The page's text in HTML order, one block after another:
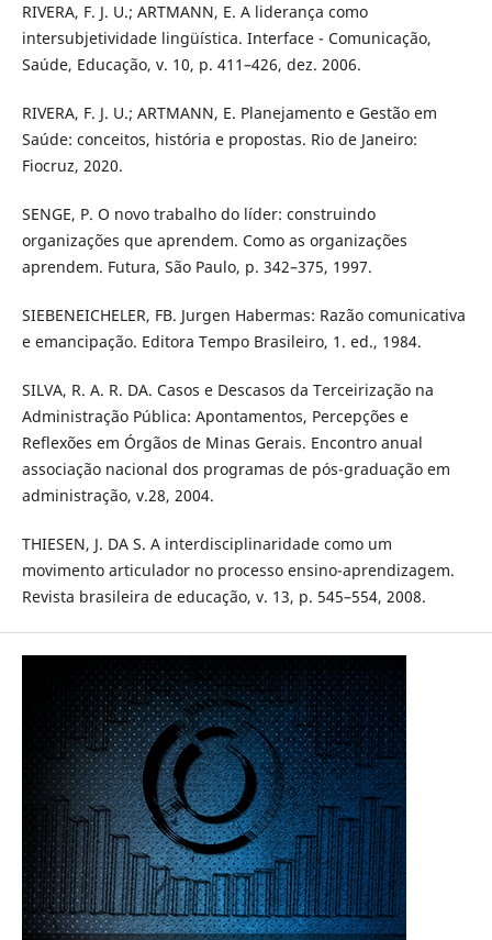
RIVERA, F. J. U.; ARTMANN, E. A liderança como
intersubjetividade lingüística. Interface - Comunicação,
Saúde, Educação, v. 10, p. 411–426, dez. 2006.
RIVERA, F. J. U.; ARTMANN, E. Planejamento e Gestão em
Saúde: conceitos, história e propostas. Rio de Janeiro:
Fiocruz, 2020.
SENGE, P. O novo trabalho do líder: construindo
organizações que aprendem. Como as organizações
aprendem. Futura, São Paulo, p. 342–375, 1997.
SIEBENEICHELER, FB. Jurgen Habermas: Razão comunicativa
e emancipação. Editora Tempo Brasileiro, 1. ed., 1984.
SILVA, R. A. R. DA. Casos e Descasos da Terceirização na
Administração Pública: Apontamentos, Percepções e
Reflexões em Órgãos de Minas Gerais. Encontro anual
associação nacional dos programas de pós-graduação em
administração, v.28, 2004.
THIESEN, J. DA S. A interdisciplinaridade como um
movimento articulador no processo ensino-aprendizagem.
Revista brasileira de educação, v. 13, p. 545–554, 2008.